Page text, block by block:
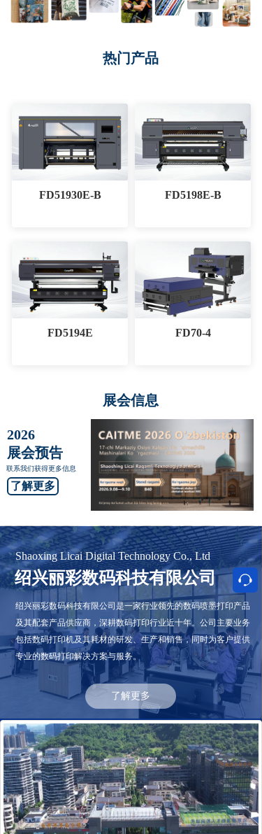
FD51930E-B FD5198E-B
FD5194E FD70-4
热门产品
2026
展会预告
联系我们获得更多信息
了解更多
展会信息
按钮
Shaoxing Licai Digital Technology Co., Ltd
绍兴丽彩数码科技有限公司
绍兴丽彩数码科技有限公司是一家行业领先的数码喷墨打印产品
及其配套产品供应商，深耕数码打印行业近十年。公司主要业务
包括数码打印机及其耗材的研发、生产和销售，同时为客户提供
专业的数码打印解决方案与服务。
了解更多
ABOUT US